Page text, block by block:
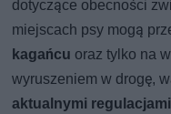
dotyczące obecności
miejscach psy mogą
kagańcu oraz tylko na
wyruszeniem w drogę,
aktualnymi regulacjami